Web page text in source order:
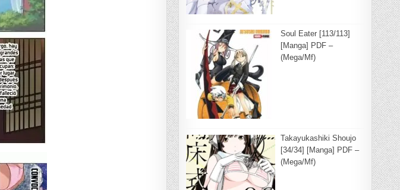
Soul Eater [113/113]
[Manga] PDF –
(Mega/Mf)
Takayukashiki Shoujo
[34/34] [Manga] PDF –
(Mega/Mf)